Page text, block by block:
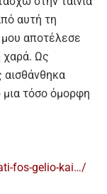
αυτή τη
μου αποτέλεσε
χαρά. Ως
αισθάνθηκα
τόσο όμορφη
fos-gelio-kai…/